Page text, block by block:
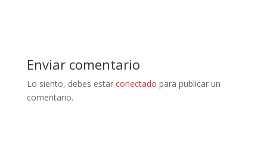
Enviar comentario
Lo siento, debes estar conectado para publicar un
comentario.